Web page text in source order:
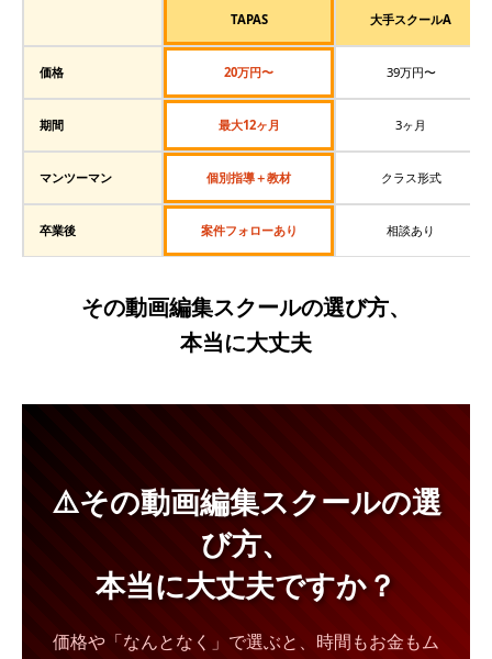
TAPAS 大手スクールA
価格 20万円〜 39万円〜
期間 最大12ヶ月 3ヶ月
マンツーマン 個別指導＋教材 クラス形式
卒業後 案件フォローあり 相談あり
その動画編集スクールの選び方、
本当に大丈夫
⚠️その動画編集スクールの選
び方、
本当に大丈夫ですか？
価格や「なんとなく」で選ぶと、時間もお金もム